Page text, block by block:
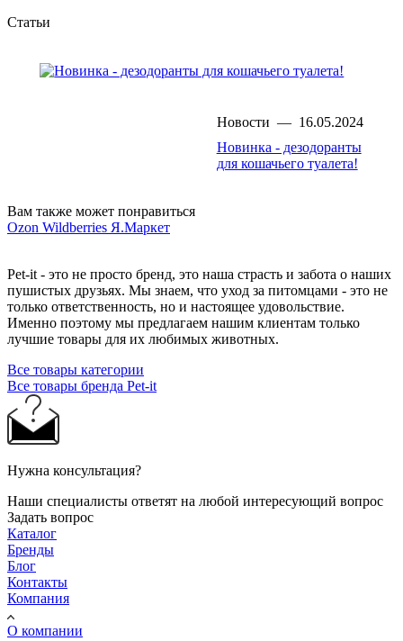
Статьи
Новости — 16.05.2024
Новинка - дезодоранты
для кошачьего туалета!
Вам также может понравиться
Ozon Wildberries Я.Маркет
Pet-it - это не просто бренд, это наша страсть и забота о наших
пушистых друзьях. Мы знаем, что уход за питомцами - это не
только ответственность, но и настоящее удовольствие.
Именно поэтому мы предлагаем нашим клиентам только
лучшие товары для их любимых животных.
Все товары категории
Все товары бренда Pet-it
Нужна консультация?
Наши специалисты ответят на любой интересующий вопрос
Задать вопрос
Каталог
Бренды
Блог
Контакты
Компания
О компании